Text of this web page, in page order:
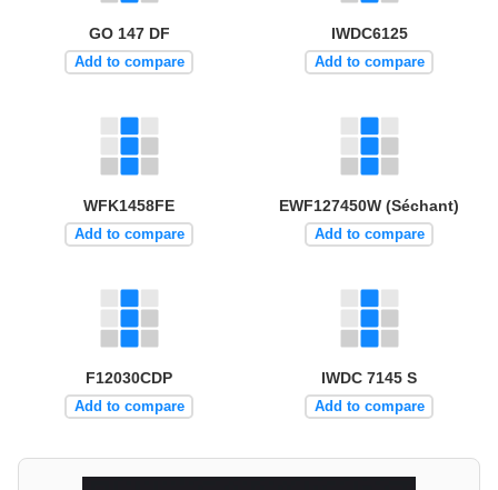
GO 147 DF
Add to compare
IWDC6125
Add to compare
WFK1458FE
Add to compare
EWF127450W (Séchant)
Add to compare
F12030CDP
Add to compare
IWDC 7145 S
Add to compare